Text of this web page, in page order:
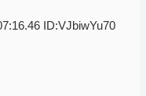
ID:VJbiwYu70